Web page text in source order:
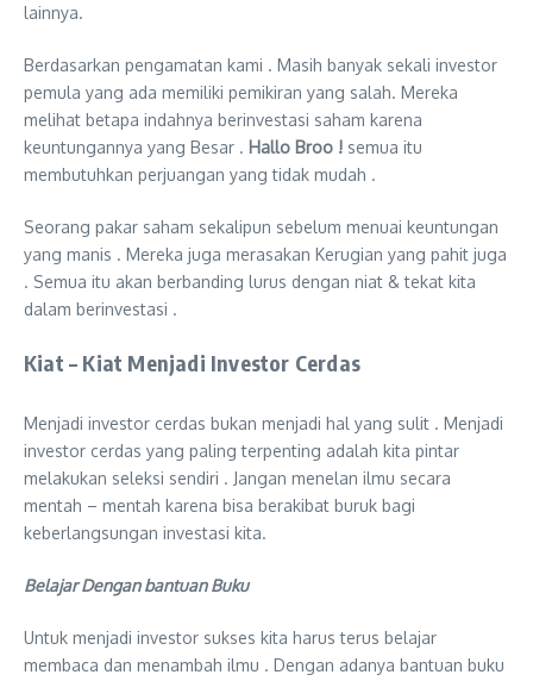
lainnya.
Berdasarkan pengamatan kami . Masih banyak sekali investor
pemula yang ada memiliki pemikiran yang salah. Mereka
melihat betapa indahnya berinvestasi saham karena
keuntungannya yang Besar . Hallo Broo ! semua itu
membutuhkan perjuangan yang tidak mudah .
Seorang pakar saham sekalipun sebelum menuai keuntungan
yang manis . Mereka juga merasakan Kerugian yang pahit juga
. Semua itu akan berbanding lurus dengan niat & tekat kita
dalam berinvestasi .
Kiat – Kiat Menjadi Investor Cerdas
Menjadi investor cerdas bukan menjadi hal yang sulit . Menjadi
investor cerdas yang paling terpenting adalah kita pintar
melakukan seleksi sendiri . Jangan menelan ilmu secara
mentah – mentah karena bisa berakibat buruk bagi
keberlangsungan investasi kita.
Belajar Dengan bantuan Buku
Untuk menjadi investor sukses kita harus terus belajar
membaca dan menambah ilmu . Dengan adanya bantuan buku